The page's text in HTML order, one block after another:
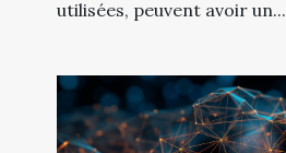
utilisées, peuvent avoir un...